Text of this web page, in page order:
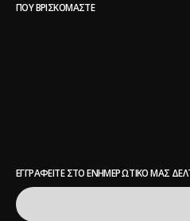
ΠΟΥ ΒΡΙΣΚΌΜΑΣΤΕ
ΕΓΓΡΑΦΕΊΤΕ ΣΤΟ ΕΝΗΜΕΡΩΤΙΚΌ ΜΑΣ